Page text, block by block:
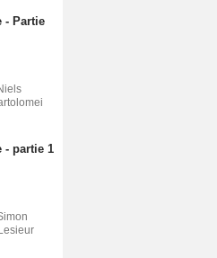
- Partie
- partie 1